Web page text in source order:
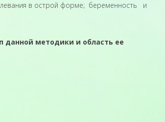
в острой форме; беременность и
данной методики и область ее